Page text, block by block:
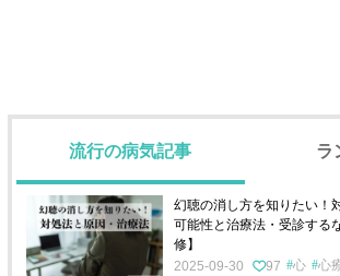
流行の病気記事 ラ
幻聴の消し方を知りたい！
可能性と治療法・受診する
修】
2025-09-30
97 心 心